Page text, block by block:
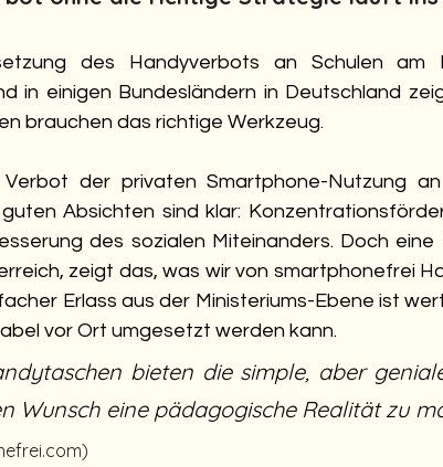
des Handyverbots an Schulen am
in einigen Bundesländern in Deutschland
brauchen das richtige Werkzeug.
der privaten Smartphone-Nutzung
Absichten sind klar:
des sozialen Miteinanders. Doch eine
zeigt das, was wir von smartphonefrei
Erlass aus der Ministeriums-Ebene ist
vor Ort umgesetzt werden kann.
bieten die simple, aber
Wunsch eine pädagogische Realität zu